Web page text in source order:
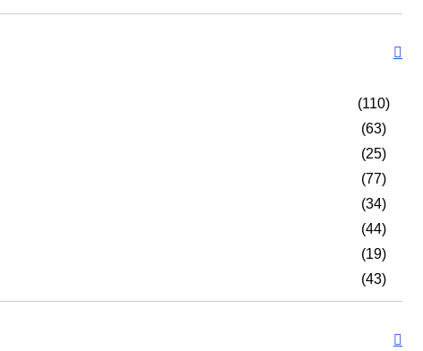
(110)
(63)
(25)
(77)
(34)
(44)
(19)
(43)